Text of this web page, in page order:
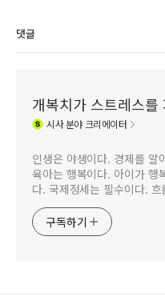
댓글
개복치가 스트레스를
시사분야 크리에이터
인생은 야생이다. 경제를 알
육아는 행복이다. 아이가 행
다. 국제정세는 필수이다. 흐
구독하기